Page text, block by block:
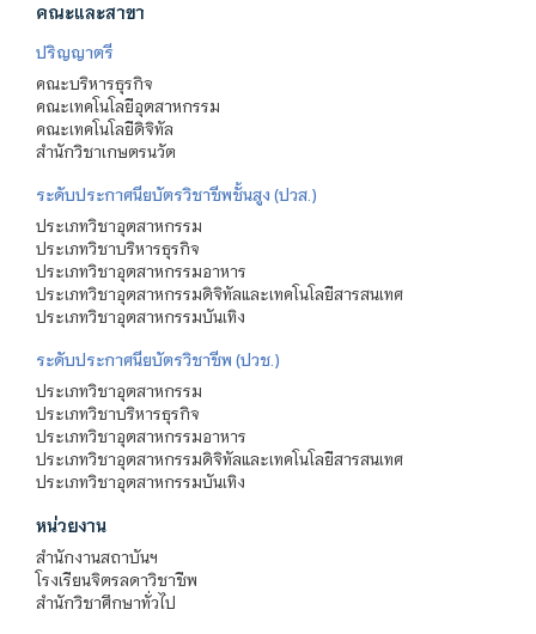
คณะและสาขา
ปริญญาตรี
คณะบริหารธุรกิจ
คณะเทคโนโลยีอุตสาหกรรม
คณะเทคโนโลยีดิจิทัล
สำนักวิชาเกษตรนวัต
ระดับประกาศนียบัตรวิชาชีพชั้นสูง (ปวส.)
ประเภทวิชาอุตสาหกรรม
ประเภทวิชาบริหารธุรกิจ
ประเภทวิชาอุตสาหกรรมอาหาร
ประเภทวิชาอุตสาหกรรมดิจิทัลและเทคโนโลยีสารสนเทศ
ประเภทวิชาอุตสาหกรรมบันเทิง
ระดับประกาศนียบัตรวิชาชีพ (ปวช.)
ประเภทวิชาอุตสาหกรรม
ประเภทวิชาบริหารธุรกิจ
ประเภทวิชาอุตสาหกรรมอาหาร
ประเภทวิชาอุตสาหกรรมดิจิทัลและเทคโนโลยีสารสนเทศ
ประเภทวิชาอุตสาหกรรมบันเทิง
หน่วยงาน
สำนักงานสถาบันฯ
โรงเรียนจิตรลดาวิชาชีพ
สำนักวิชาศึกษาทั่วไป